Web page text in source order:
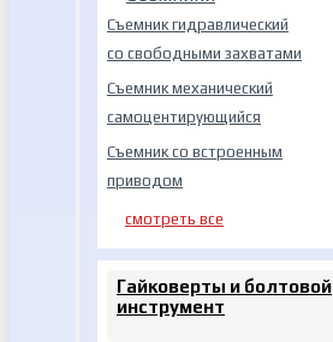
Съемник гидравлический
со свободными захватами
Съемник механический
самоцентирующийся
Съемник со встроенным
приводом
смотреть все
Гайковерты и болтовой
инструмент